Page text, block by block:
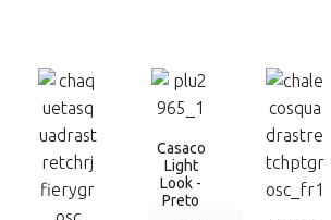
Casaco
Light
Look -
Preto